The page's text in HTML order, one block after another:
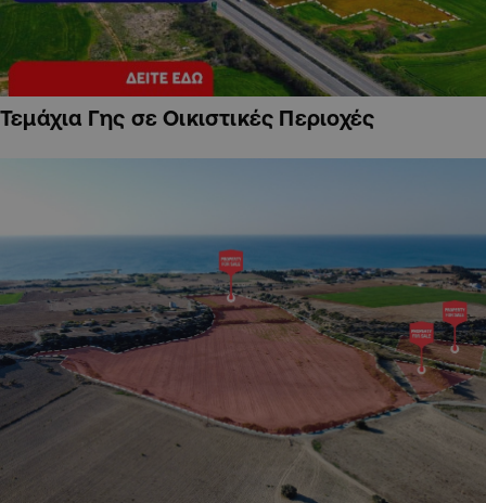
Τεμάχια Γης σε Οικιστικές Περιοχές